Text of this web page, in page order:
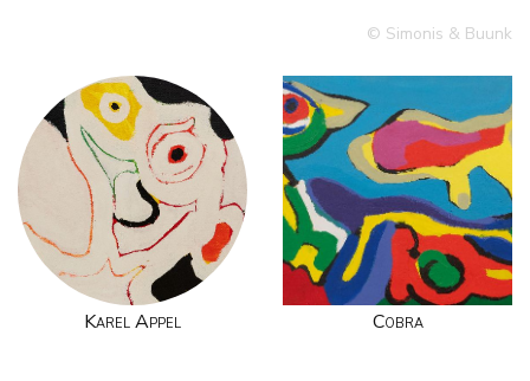
© Simonis & Buunk
Karel Appel Cobra